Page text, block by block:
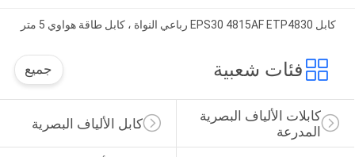
كابل EPS30 4815AF ETP4830 رباعي النواة ، كابل طاقة هواوي 5 متر
فئات شعبية جميع
كابل الألياف البصرية
كابلات الألياف البصرية
المدرعة